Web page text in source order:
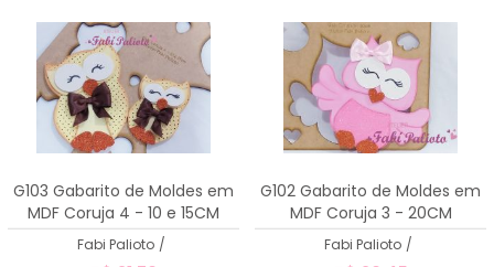
G103 Gabarito de Moldes em
MDF Coruja 4 - 10 e 15CM
Fabi Palioto /
G102 Gabarito de Moldes em
MDF Coruja 3 - 20CM
Fabi Palioto /